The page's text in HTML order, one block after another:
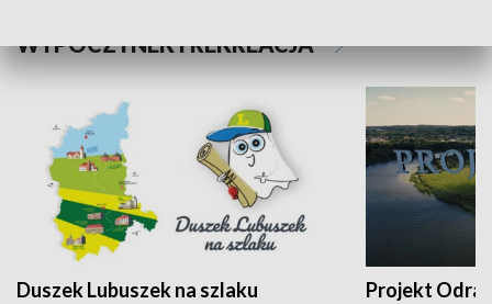
WYPOCZYNEK I REKREACJA
Duszek Lubuszek na szlaku Projekt Odra